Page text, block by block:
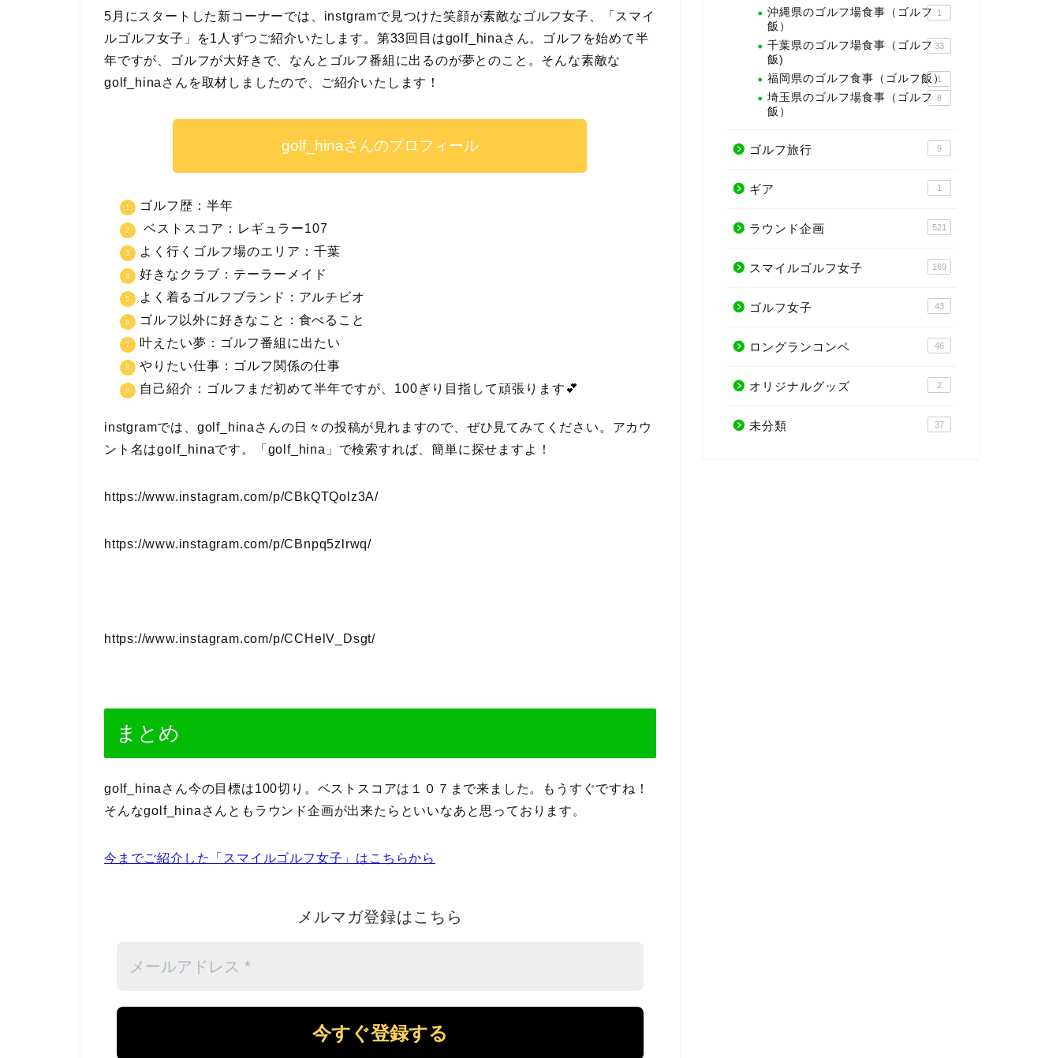
5月にスタートした新コーナーでは、instgramで見つけた笑顔が素敵なゴルフ女子、「スマイ
ルゴルフ女子」を1人ずつご紹介いたします。第33回目はgolf_hinaさん。ゴルフを始めて半
年ですが、ゴルフが大好きで、なんとゴルフ番組に出るのが夢とのこと。そんな素敵な
golf_hinaさんを取材しましたので、ご紹介いたします！
golf_hinaさんのプロフィール
ゴルフ歴：半年
ベストスコア：レギュラー107
よく行くゴルフ場のエリア：千葉
好きなクラブ：テーラーメイド
よく着るゴルフブランド：アルチビオ
ゴルフ以外に好きなこと：食べること
叶えたい夢：ゴルフ番組に出たい
やりたい仕事：ゴルフ関係の仕事
自己紹介：ゴルフまだ初めて半年ですが、100ぎり目指して頑張ります💕
instgramでは、golf_hinaさんの日々の投稿が見れますので、ぜひ見てみてください。アカウ
ント名はgolf_hinaです。「golf_hina」で検索すれば、簡単に探せますよ！
https://www.instagram.com/p/CBkQTQolz3A/
https://www.instagram.com/p/CBnpq5zlrwq/
https://www.instagram.com/p/CCHelV_Dsgt/
まとめ
golf_hinaさん今の目標は100切り。ベストスコアは１０７まで来ました。もうすぐですね！
そんなgolf_hinaさんともラウンド企画が出来たらといいなあと思っております。
今までご紹介した「スマイルゴルフ女子」はこちらから
メルマガ登録はこちら
ー
ア
沖縄県のゴルフ場食事（ゴルフ
飯）
1
千葉県のゴルフ場食事（ゴルフ
飯)
33
福岡県のゴルフ食事（ゴルフ飯）1
埼玉県のゴルフ場食事（ゴルフ
飯）
8
ゴルフ旅行 9
ギア 1
ラウンド企画 521
スマイルゴルフ女子 169
ゴルフ女子 43
ロングランコンペ 46
オリジナルグッズ 2
未分類 37